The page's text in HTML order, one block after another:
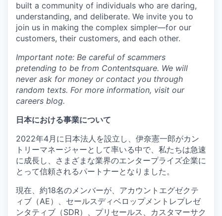
built a community of individuals who are daring,
understanding, and deliberate. We invite you to
join us in making the complex simpler—for our
customers, their customers, and each other.
Important note: Be careful of scammers
pretending to be from Contentsquare. We will
never ask for money or contact you through
random texts. For more information, visit our
careers blog.
日本における事業について
2022年4月に日本法人を設立し、伊奈憲一郎がカン
トリーマネージャーとして率いる中で、私たちは急速
に成長し、さまざまな業界のエンタープライズ企業に
とって信頼されるパートナーとなりました。
現在、約18名のメンバーが、アカウントエグゼクテ
ィブ（AE）、セールスディベロップメントレプレゼ
ンタティブ（SDR）、プリセールス、カスタマーサク